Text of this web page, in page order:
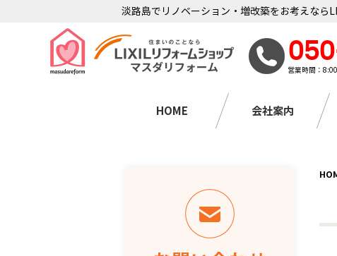
淡路島でリノベーション・増改築をお考えなら
営業時間：
HOME 会社案内